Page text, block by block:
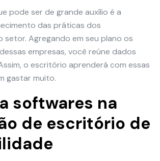
pode ser de grande auxílio é a
das práticas dos
Agregando em seu plano os
empresas, você reúne dados
o escritório aprenderá com essas
gastar muito.
softwares na
de escritório de